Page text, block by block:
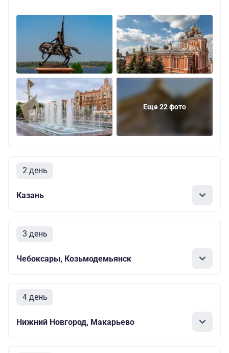
Еще 22 фото
2 день
Казань
3 день
Чебоксары, Козьмодемьянск
4 день
Нижний Новгород, Макарьево